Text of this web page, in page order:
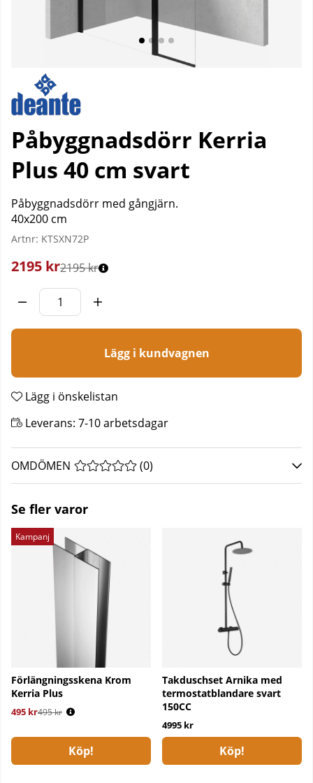
Påbyggnadsdörr Kerria
Plus 40 cm svart
Påbyggnadsdörr med gångjärn.
40x200 cm
Artnr: KTSXN72P
2195 kr2195 kr
Lägg i kundvagnen
Lägg i önskelistan
Leverans: 7-10 arbetsdagar
OMDÖMEN MEDELBETYG 0 AV 5 ANTAL BETYG 0
(0)
Se fler varor
Kampanj
Förlängningsskena Krom
Kerria Plus
495 kr
Ordinarie pris:
495 kr
Köp!
Takduschset Arnika med
termostatblandare svart
150CC
4995 kr
Köp!